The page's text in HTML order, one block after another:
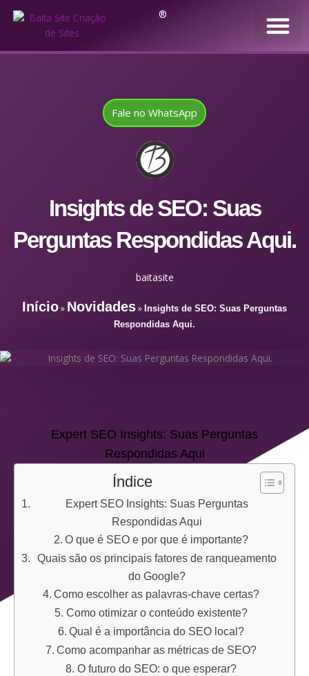
®
Fale no WhatsApp
Insights de SEO: Suas
Perguntas Respondidas Aqui.
baitasite
Início» Novidades» Insights de SEO: Suas Perguntas
Respondidas Aqui.
Expert SEO Insights: Suas Perguntas
Respondidas Aqui
Índice
Expert SEO Insights: Suas Perguntas
Respondidas Aqui
O que é SEO e por que é importante?
Quais são os principais fatores de ranqueamento
do Google?
Como escolher as palavras-chave certas?
Como otimizar o conteúdo existente?
Qual é a importância do SEO local?
Como acompanhar as métricas de SEO?
O futuro do SEO: o que esperar?